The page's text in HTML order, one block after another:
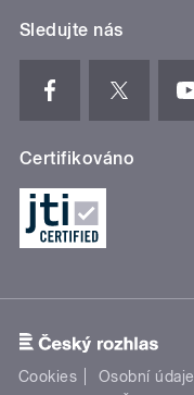
Sledujte nás
Certifikováno
Cookies Osobní údaje